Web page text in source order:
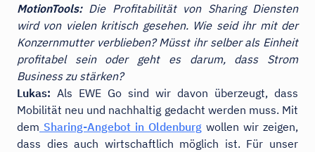
MotionTools: Die Profitabilität von Sharing Diensten
wird von vielen kritisch gesehen. Wie seid ihr mit der
Konzernmutter verblieben? Müsst ihr selber als Einheit
profitabel sein oder geht es darum, dass Strom
Business zu stärken?
Lukas: Als EWE Go sind wir davon überzeugt, dass
Mobilität neu und nachhaltig gedacht werden muss. Mit
dem Sharing-Angebot in Oldenburg wollen wir zeigen,
dass dies auch wirtschaftlich möglich ist. Für unser